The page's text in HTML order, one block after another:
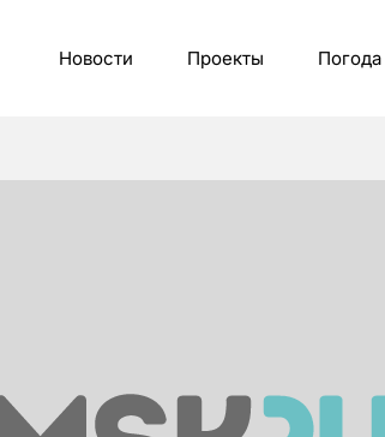
Новости Проекты Погода